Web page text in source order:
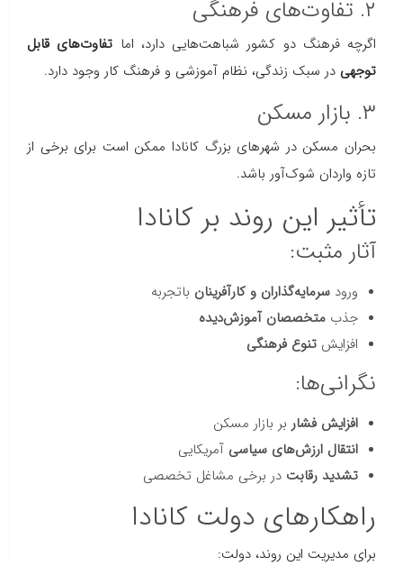
۲. تفاوت‌های فرهنگی
اگرچه فرهنگ دو کشور شباهت‌هایی دارد، اما تفاوت‌های قابل
توجهی در سبک زندگی، نظام آموزشی و فرهنگ کار وجود دارد.
۳. بازار مسکن
بحران مسکن در شهرهای بزرگ کانادا ممکن است برای برخی از
تازه واردان شوک‌آور باشد.
تأثیر این روند بر کانادا
آثار مثبت:
ورود سرمایه‌گذاران و کارآفرینان باتجربه
جذب متخصصان آموزش‌دیده
افزایش تنوع فرهنگی
نگرانی‌ها:
افزایش فشار بر بازار مسکن
انتقال ارزش‌های سیاسی آمریکایی
تشدید رقابت در برخی مشاغل تخصصی
راهکارهای دولت کانادا
برای مدیریت این روند، دولت: